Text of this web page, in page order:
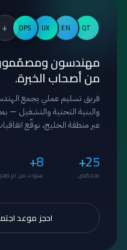
QT
EN
UX
OPS
+
مهندسون
من أصحاب الخبرة.
فريق تسليم عملي يجمع
والبنية التحتية والتشغيل —
عبر منطقة الخليج، نوقّع
25+
متخصّص
8+
سنوات من
احجز موعد